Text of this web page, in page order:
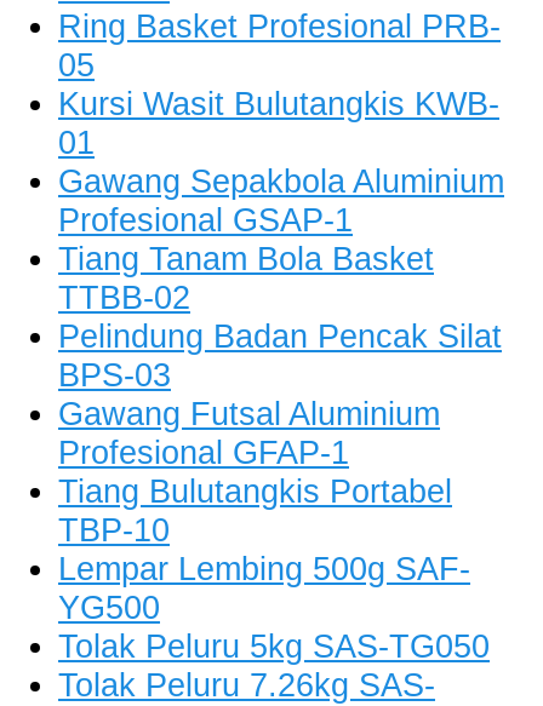
Ring Basket Profesional PRB-
05
Kursi Wasit Bulutangkis KWB-
01
Gawang Sepakbola Aluminium
Profesional GSAP-1
Tiang Tanam Bola Basket
TTBB-02
Pelindung Badan Pencak Silat
BPS-03
Gawang Futsal Aluminium
Profesional GFAP-1
Tiang Bulutangkis Portabel
TBP-10
Lempar Lembing 500g SAF-
YG500
Tolak Peluru 5kg SAS-TG050
Tolak Peluru 7.26kg SAS-